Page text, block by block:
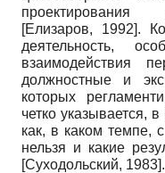
проектирования
[Елизаров, 1992].
деятельность,
взаимодействия
должностные и
которых
четко указывается, в
как, в каком темпе,
нельзя и какие
[Суходольский, 1983].